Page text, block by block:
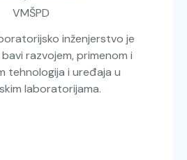
VMŠPD
inženjerstvo je
razvojem, primenom i
tehnologija i uređaja u
laboratorijama.